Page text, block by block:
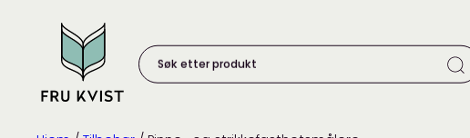
content
etter
produkt: